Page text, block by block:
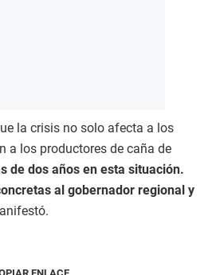
la crisis no solo afecta a los
a los productores de caña de
de dos años en esta situación.
al gobernador regional y